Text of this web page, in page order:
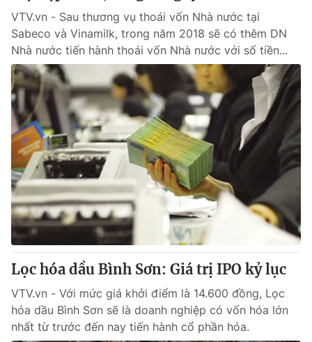
VTV.vn - Sau thương vụ thoái vốn Nhà nước tại
Sabeco và Vinamilk, trong năm 2018 sẽ có thêm DN
Nhà nước tiến hành thoái vốn Nhà nước với số tiền...
Lọc hóa dầu Bình Sơn: Giá trị IPO kỷ lục
VTV.vn - Với mức giá khởi điểm là 14.600 đồng, Lọc
hóa dầu Bình Sơn sẽ là doanh nghiệp có vốn hóa lớn
nhất từ trước đến nay tiến hành cổ phần hóa.